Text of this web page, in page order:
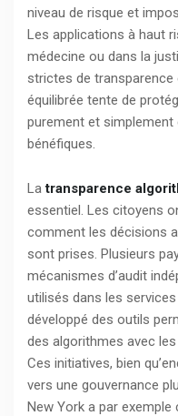
niveau de risque et
Les applications à haut
médecine ou dans la
strictes de
équilibrée tente de
purement et
bénéfiques.
Latransparence
essentiel. Les citoyens
comment les décisions
sont prises. Plusieurs
mécanismes d’audit
utilisés dans les
développé des outils
des algorithmes avec
Ces initiatives, bien
vers une gouvernance
New York a par exemple